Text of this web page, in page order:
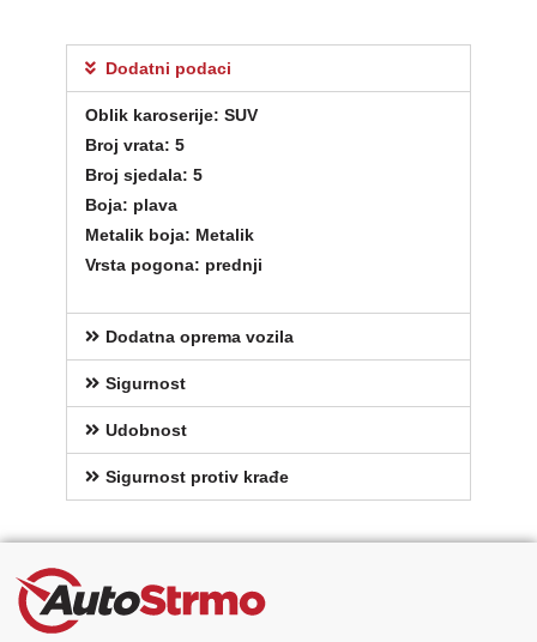
Dodatni podaci
Oblik karoserije: SUV
Broj vrata: 5
Broj sjedala: 5
Boja: plava
Metalik boja: Metalik
Vrsta pogona: prednji
Dodatna oprema vozila
Sigurnost
Udobnost
Sigurnost protiv krađe